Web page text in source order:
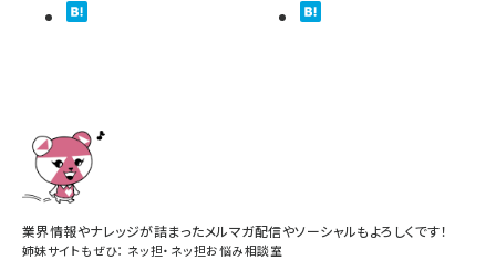
業界情報やナレッジが詰まったメルマガ配信やソーシャルもよろしくです！
姉妹サイトもぜひ： ネッ担・ ネッ担お悩み相談室